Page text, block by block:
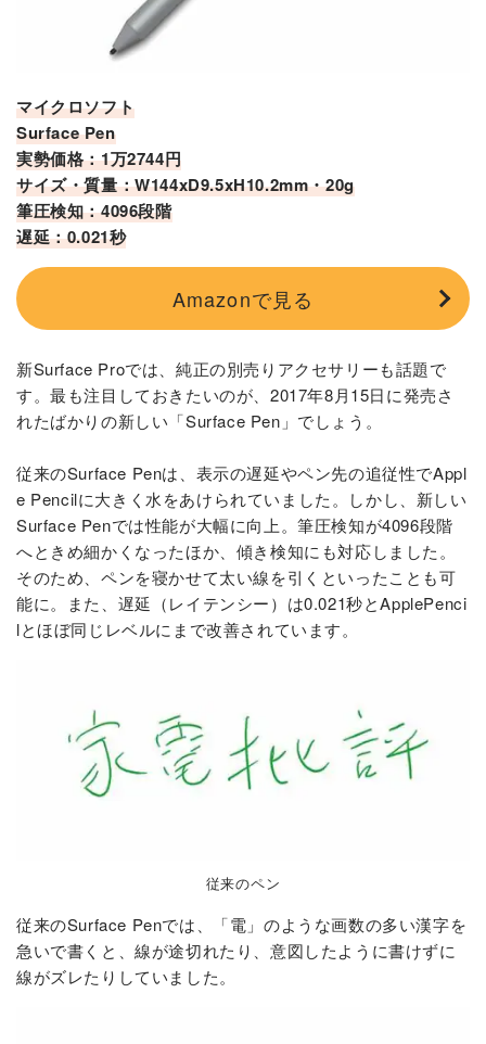
マイクロソフト
Surface Pen
実勢価格：1万2744円
サイズ・質量：W144xD9.5xH10.2mm・20g
筆圧検知：4096段階
遅延：0.021秒
Amazonで見る
新Surface Proでは、純正の別売りアクセサリーも話題で
す。最も注目しておきたいのが、2017年8月15日に発売さ
れたばかりの新しい「Surface Pen」でしょう。
従来のSurface Penは、表示の遅延やペン先の追従性でAppl
e Pencilに大きく水をあけられていました。しかし、新しい
Surface Penでは性能が大幅に向上。筆圧検知が4096段階
へときめ細かくなったほか、傾き検知にも対応しました。
そのため、ペンを寝かせて太い線を引くといったことも可
能に。また、遅延（レイテンシー）は0.021秒とApplePenci
lとほぼ同じレベルにまで改善されています。
従来のペン
従来のSurface Penでは、「電」のような画数の多い漢字を
急いで書くと、線が途切れたり、意図したように書けずに
線がズレたりしていました。